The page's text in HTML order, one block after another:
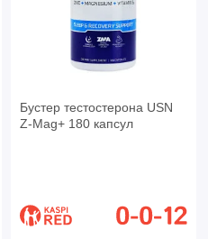
Бустер тестостерона USN
Z-Mag+ 180 капсул